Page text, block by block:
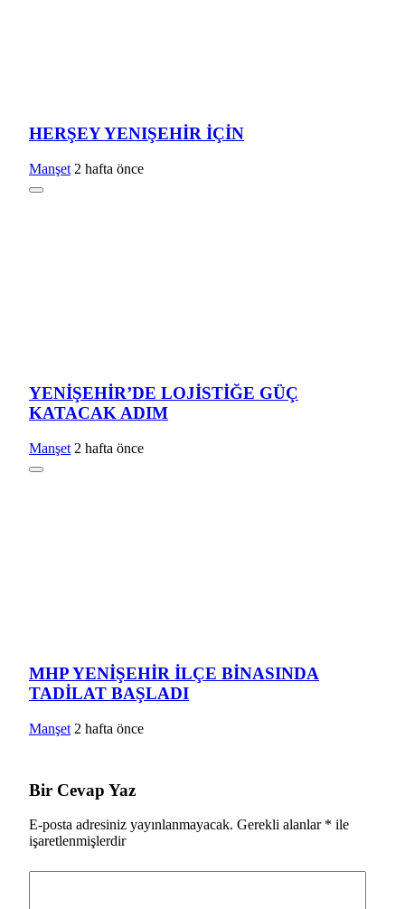
HERŞEY YENIŞEHİR İÇİN
Manşet 2 hafta önce
YENİŞEHİR’DE LOJİSTİĞE GÜÇ
KATACAK ADIM
Manşet 2 hafta önce
MHP YENİŞEHİR İLÇE BİNASINDA
TADİLAT BAŞLADI
Manşet 2 hafta önce
Bir Cevap Yaz
E-posta adresiniz yayınlanmayacak. Gerekli alanlar * ile
işaretlenmişlerdir